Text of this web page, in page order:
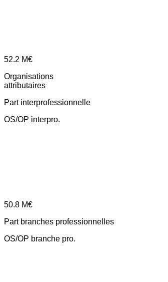
52.2 M€
Organisations
attributaires
Part interprofessionnelle
OS/OP interpro.
50.8 M€
Part branches professionnelles
OS/OP branche pro.